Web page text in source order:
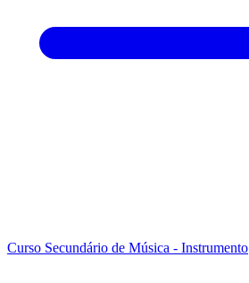
Curso Secundário de Música - Instrumento